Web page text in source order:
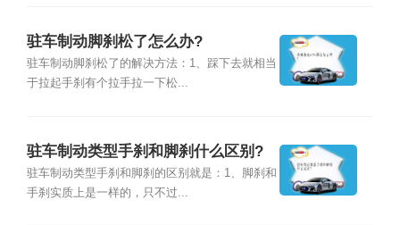
驻车制动脚刹松了怎么办?
驻车制动脚刹松了的解决方法：1、踩下去就相当
于拉起手刹有个拉手拉一下松...
驻车制动类型手刹和脚刹什么区别?
驻车制动类型手刹和脚刹的区别就是：1、脚刹和
手刹实质上是一样的，只不过...